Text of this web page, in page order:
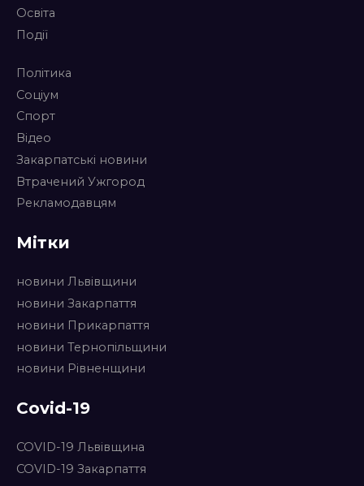
“Сеньйори” опановують
У румунському Сігету-
Освіта
Події
Політика
Соціум
Спорт
Відео
Закарпатські новини
Втрачений Ужгород
Рекламодавцям
Мітки
новини Львівщини
новини Закарпаття
новини Прикарпаття
новини Тернопільщини
новини Рівненщини
Covid-19
COVID-19 Львівщина
COVID-19 Закарпаття